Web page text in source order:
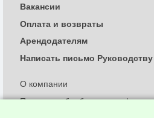
О компании
Политика обработки и
Вакансии
Оплата и возвраты
Арендодателям
Написать письмо Руководству